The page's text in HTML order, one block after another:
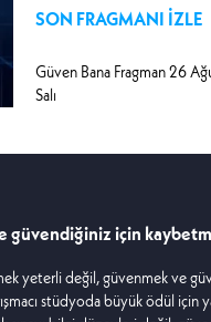
SON FRAGMANI İZLE
Güven Bana Fragman 26
Salı
için
yeterli değil, güvenmek ve
stüdyoda büyük ödül için